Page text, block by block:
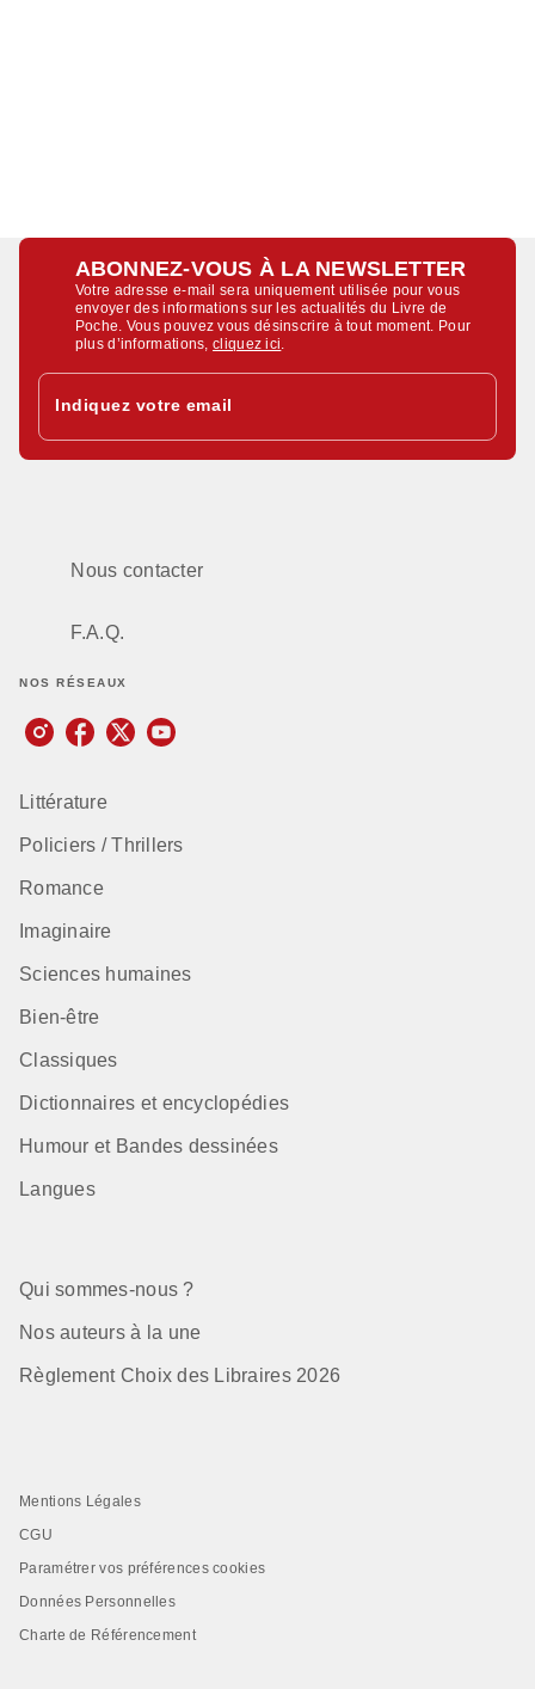
ABONNEZ-VOUS À LA NEWSLETTER
Votre adresse e-mail sera uniquement utilisée pour vous
envoyer des informations sur les actualités du Livre de
Poche. Vous pouvez vous désinscrire à tout moment. Pour
plus d’informations,cliquez ici
Indiquez votre email
Nous contacter
F.A.Q.
NOS RÉSEAUX
Littérature
Policiers / Thrillers
Romance
Imaginaire
Sciences humaines
Bien-être
Classiques
Dictionnaires et encyclopédies
Humour et Bandes dessinées
Langues
Qui sommes-nous ?
Nos auteurs à la une
Règlement Choix des Libraires 2026
Mentions Légales
CGU
Paramétrer vos préférences cookies
Données Personnelles
Charte de Référencement